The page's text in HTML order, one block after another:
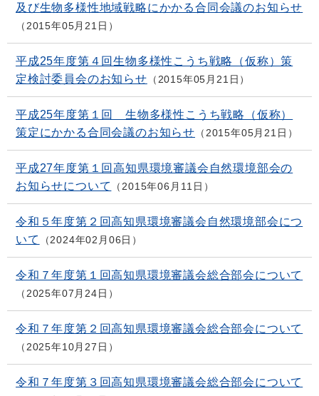
及び生物多様性地域戦略にかかる合同会議のお知らせ
2015年05月21日
平成25年度第４回生物多様性こうち戦略（仮称）策
定検討委員会のお知らせ
2015年05月21日
平成25年度第１回 生物多様性こうち戦略（仮称）
策定にかかる合同会議のお知らせ
2015年05月21日
平成27年度第１回高知県環境審議会自然環境部会の
お知らせについて
2015年06月11日
令和５年度第２回高知県環境審議会自然環境部会につ
いて
2024年02月06日
令和７年度第１回高知県環境審議会総合部会について
2025年07月24日
令和７年度第２回高知県環境審議会総合部会について
2025年10月27日
令和７年度第３回高知県環境審議会総合部会について